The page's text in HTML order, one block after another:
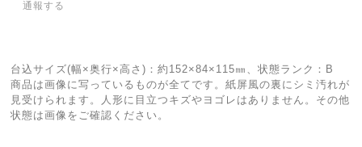
通報する
台込サイズ(幅×奥行×高さ)：約152×84×115㎜、状態ランク：B
商品は画像に写っているものが全てです。紙屏風の裏にシミ汚れが
見受けられます。人形に目立つキズやヨゴレはありません。その他
状態は画像をご確認ください。